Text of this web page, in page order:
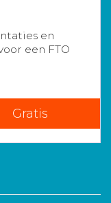
en
een FTO
Gratis